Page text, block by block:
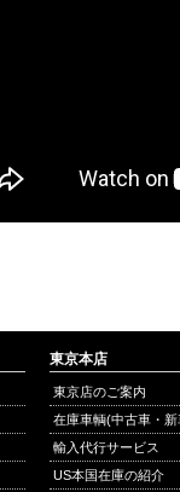
東京本店
東京店のご案内
在庫車輌(中古車・
輸入代行サービス
US本国在庫の紹介